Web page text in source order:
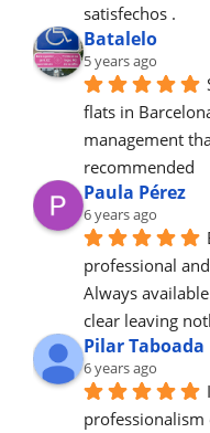
satisfechos .
Batalelo
5 years ago
flats in
management
recommended
Paula Pérez
6 years ago
professional
Always
clear leaving
Pilar Taboada
6 years ago